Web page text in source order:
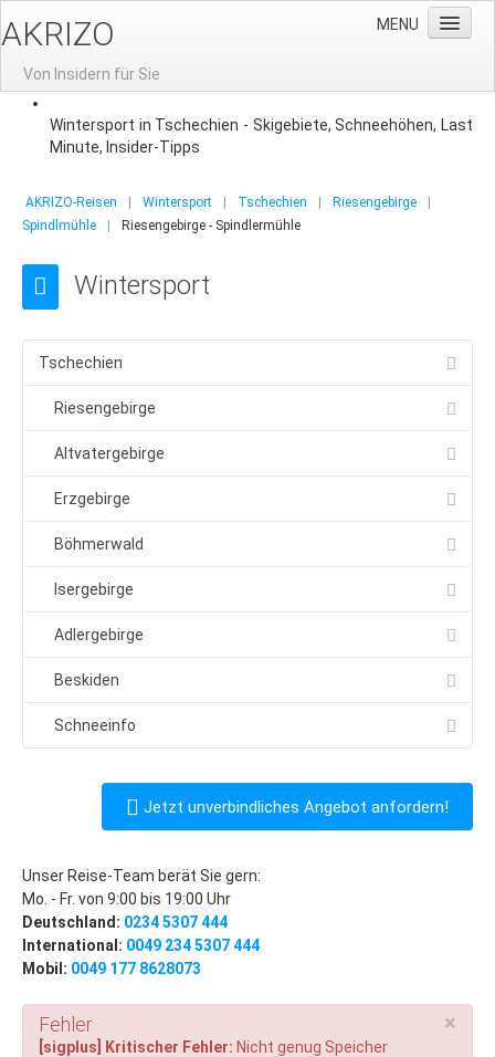
AKRIZO
Von Insidern für Sie
MENU
Home
News
Gruppenreisen nach Prag
Reisevorschlag: 3-Tage-Prag
Gruppenhotels
Gruppenreisen-Restaurants
Stadtführung
Moldausschiffahrt
Klassenfahrten nach Prag
4-Tage-in-Prag
Gruppenreisen nach Hamburg
Reisevorschlag: 3-Tage-Hamburg
Kontakt: Ihre Reise-Anfrage
Prag: Insider-Tipps
Hotel-Tipps
Lastminute
Budapest
Budapest: Insider-Tipps
Wintersport in Tschechien - Skigebiete, Schneehöhen, Last
Minute, Insider-Tipps
AKRIZO-Reisen Wintersport Tschechien Riesengebirge
Spindlmühle
Riesengebirge - Spindlermühle
Wintersport
Tschechien
Riesengebirge
Altvatergebirge
Erzgebirge
Böhmerwald
Isergebirge
Adlergebirge
Beskiden
Schneeinfo
Jetzt unverbindliches Angebot anfordern!
Unser Reise-Team berät Sie gern:
Mo. - Fr. von 9:00 bis 19:00 Uhr
Deutschland: 0234 5307 444
International: 0049 234 5307 444
Mobil: 0049 177 8628073
×
Fehler
[sigplus] Kritischer Fehler: Nicht genug Speicher